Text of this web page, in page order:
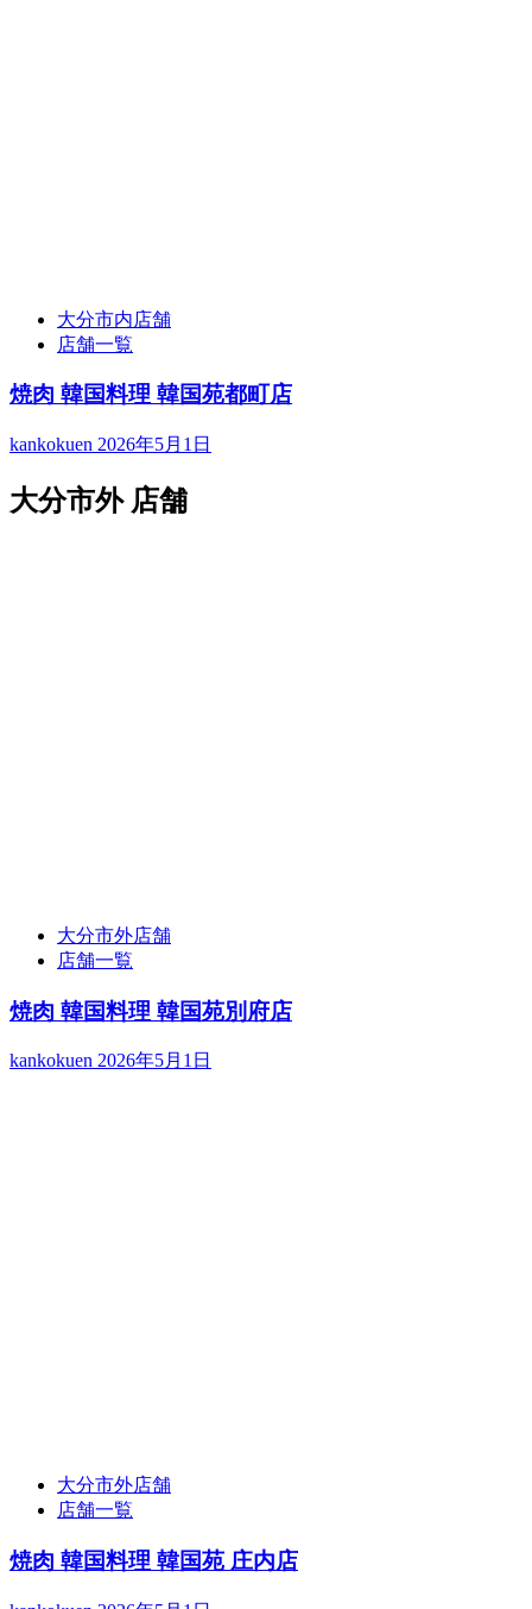
大分市内店舗
店舗一覧
焼肉 韓国料理 韓国苑都町店
kankokuen 2026年5月1日
大分市外 店舗
大分市外店舗
店舗一覧
焼肉 韓国料理 韓国苑別府店
kankokuen 2026年5月1日
大分市外店舗
店舗一覧
焼肉 韓国料理 韓国苑 庄内店